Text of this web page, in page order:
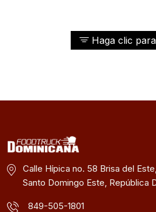
Haga clic
Calle Hípica no. 58 Brisa del
Santo Domingo Este, República
849-505-1801